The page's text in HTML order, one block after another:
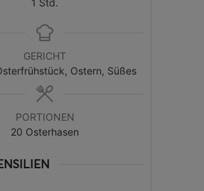
1 Std.
GERICHT
Ostern, Süßes
PORTIONEN
20 Osterhasen